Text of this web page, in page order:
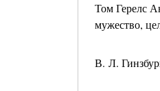
Том Герелс
мужество,
В. Л.